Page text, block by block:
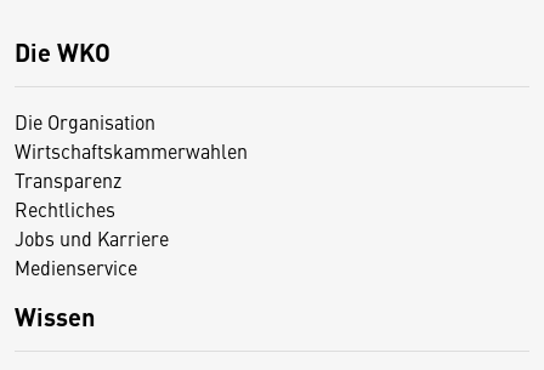
Die WKO
Die Organisation
Wirtschaftskammerwahlen
Transparenz
Rechtliches
Jobs und Karriere
Medienservice
Wissen